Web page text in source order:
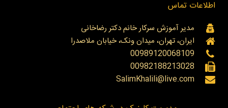
اطلاعات تماس
مدیر آموزش سرکار خانم دکتر رضاخانی
ایران، تهران، میدان ونک، خیابان ملاصدرا
00989120068109
00982188213028
SalimKhalili@live.com